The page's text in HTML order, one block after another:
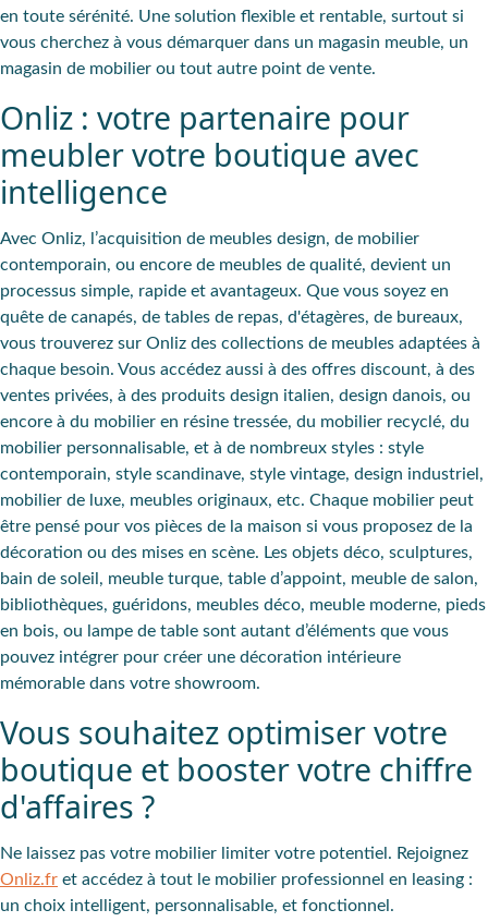
en toute sérénité. Une solution flexible et rentable, surtout si
vous cherchez à vous démarquer dans un magasin meuble, un
magasin de mobilier ou tout autre point de vente.
Onliz : votre partenaire pour
meubler votre boutique avec
intelligence
Avec Onliz, l’acquisition de meubles design, de mobilier
contemporain, ou encore de meubles de qualité, devient un
processus simple, rapide et avantageux. Que vous soyez en
quête de canapés, de tables de repas, d'étagères, de bureaux,
vous trouverez sur Onliz des collections de meubles adaptées à
chaque besoin. Vous accédez aussi à des offres discount, à des
ventes privées, à des produits design italien, design danois, ou
encore à du mobilier en résine tressée, du mobilier recyclé, du
mobilier personnalisable, et à de nombreux styles : style
contemporain, style scandinave, style vintage, design industriel,
mobilier de luxe, meubles originaux, etc. Chaque mobilier peut
être pensé pour vos pièces de la maison si vous proposez de la
décoration ou des mises en scène. Les objets déco, sculptures,
bain de soleil, meuble turque, table d’appoint, meuble de salon,
bibliothèques, guéridons, meubles déco, meuble moderne, pieds
en bois, ou lampe de table sont autant d’éléments que vous
pouvez intégrer pour créer une décoration intérieure
mémorable dans votre showroom.
Vous souhaitez optimiser votre
boutique et booster votre chiffre
d'affaires ?
Ne laissez pas votre mobilier limiter votre potentiel. Rejoignez
Onliz.fr et accédez à tout le mobilier professionnel en leasing :
un choix intelligent, personnalisable, et fonctionnel.